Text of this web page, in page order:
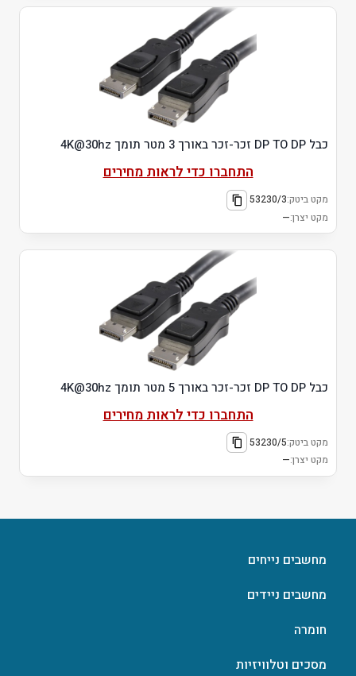
כבל DP TO DP זכר-זכר באורך 3 מטר תומך 4K@30hz
התחברו כדי לראות מחירים
מקט ביטק:53230/3
מקט יצרן:—
כבל DP TO DP זכר-זכר באורך 5 מטר תומך 4K@30hz
התחברו כדי לראות מחירים
מקט ביטק:53230/5
מקט יצרן:—
מחשבים נייחים
מחשבים ניידים
חומרה
מסכים וטלוויזיות